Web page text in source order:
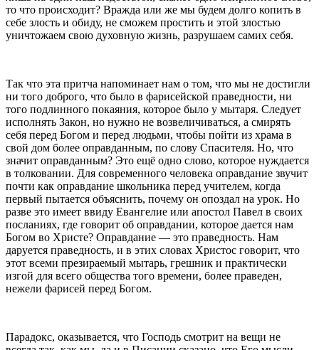
то что происходит? Вражда или же мы будем долго копить в
себе злость и обиду, не сможем простить и этой злостью
уничтожаем свою духовную жизнь, разрушаем самих себя.
Так что эта притча напоминает нам о том, что мы не достигли
ни того доброго, что было в фарисейской праведности, ни
того подлинного покаяния, которое было у мытаря. Следует
исполнять Закон, но нужно не возвеличиваться, а смирять
себя перед Богом и перед людьми, чтобы пойти из храма в
свой дом более оправданным, по слову Спасителя. Но, что
значит оправданным? Это ещё одно слово, которое нуждается
в толковании. Для современного человека оправдание звучит
почти как оправдание школьника перед учителем, когда
первый пытается объяснить, почему он опоздал на урок. Но
разве это имеет ввиду Евангелие или апостол Павел в своих
посланиях, где говорит об оправдании, которое дается нам
Богом во Христе? Оправдание — это праведность. Нам
даруется праведность, и в этих словах Христос говорит, что
этот всеми презираемый мытарь, грешник и практически
изгой для всего общества того времени, более праведен,
нежели фарисей перед Богом.
Парадокс, оказывается, что Господь смотрит на вещи не